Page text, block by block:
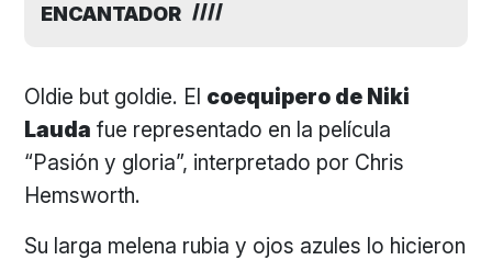
ENCANTADOR
Oldie but goldie. El coequipero de Niki
Lauda fue representado en la película
“Pasión y gloria”, interpretado por Chris
Hemsworth.
Su larga melena rubia y ojos azules lo hicieron